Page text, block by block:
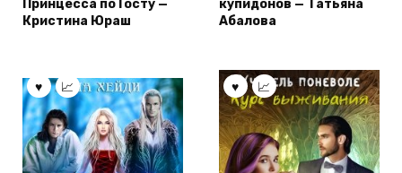
Принцесса по Госту —
Кристина Юраш
купидонов — Татьяна
Абалова